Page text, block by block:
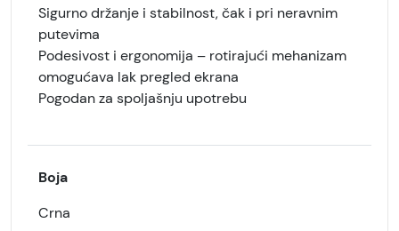
Sigurno držanje i stabilnost, čak i pri neravnim
putevima
Podesivost i ergonomija – rotirajući mehanizam
omogućava lak pregled ekrana
Pogodan za spoljašnju upotrebu
Boja
Crna